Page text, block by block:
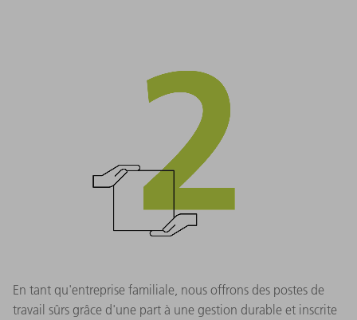
En tant qu'entreprise familiale, nous offrons des postes de
travail sûrs grâce d'une part à une gestion durable et inscrite